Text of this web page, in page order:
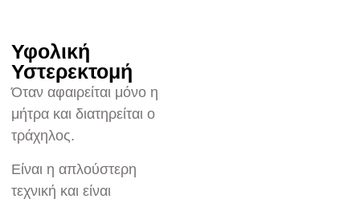
Υφολική
Υστερεκτομή
Όταν αφαιρείται μόνο η
μήτρα και διατηρείται ο
τράχηλος.
Είναι η απλούστερη
τεχνική και είναι